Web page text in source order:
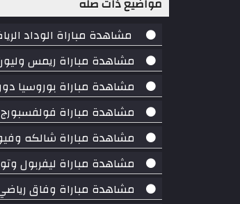
مواضيع ذات صله
مشاهدة مباراة الوداد الرياضي
مشاهدة مباراة ريمس وليون بث مباشر
مشاهدة مباراة بوروسيا دورتموند
مشاهدة مباراة فولفسبورج ونابولي بث
مشاهدة مباراة شالكه وفيورنتينا بث
مشاهدة مباراة ليفربول وتورينو بث
مشاهدة مباراة وفاق رياضي سطيف